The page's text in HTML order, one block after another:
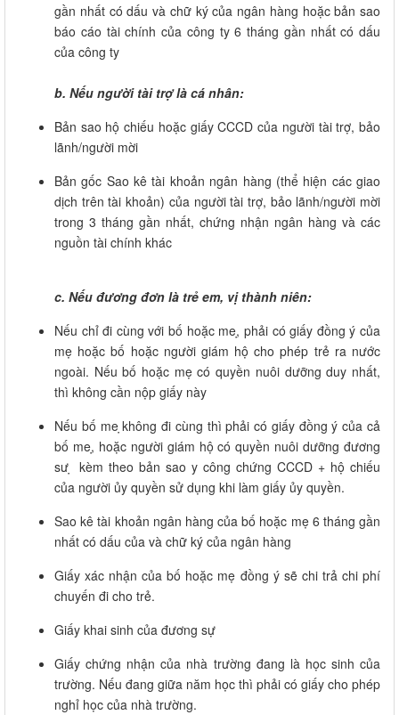
gần nhất có dấu và chữ ký của ngân hàng hoặc bản sao
báo cáo tài chính của công ty 6 tháng gần nhất có dấu
của công ty
b. Nếu người tài trợ là cá nhân:
Bản sao hộ chiếu hoặc giấy CCCD của người tài trợ, bảo
lãnh/người mời
Bản gốc Sao kê tài khoản ngân hàng (thể hiện các giao
dịch trên tài khoản) của người tài trợ, bảo lãnh/người mời
trong 3 tháng gần nhất, chứng nhận ngân hàng và các
nguồn tài chính khác
c. Nếu đương đơn là trẻ em, vị thành niên:
Nếu chỉ đi cùng với bố hoặc me,̣ phải có giấy đồng ý của
mẹ hoặc bố hoặc người giám hộ cho phép trẻ ra nước
ngoài. Nếu bố hoặc mẹ có quyền nuôi dưỡng duy nhất,
thì không cần nộp giấy này
Nếu bố me ̣không đi cùng thì phải có giấy đồng ý của cả
bố me,̣ hoặc người giám hộ có quyền nuôi dưỡng đương
sư ̣ kèm theo bản sao y công chứng CCCD + hộ chiếu
của người ủy quyền sử dụng khi làm giấy ủy quyền.
Sao kê tài khoản ngân hàng của bố hoặc mẹ 6 tháng gần
nhất có dấu của và chữ ký của ngân hàng
Giấy xác nhận của bố hoặc mẹ đồng ý sẽ chi trả chi phí
chuyến đi cho trẻ.
Giấy khai sinh của đương sự
Giấy chứng nhận của nhà trường đang là học sinh của
trường. Nếu đang giữa năm học thì phải có giấy cho phép
nghỉ học của nhà trường.